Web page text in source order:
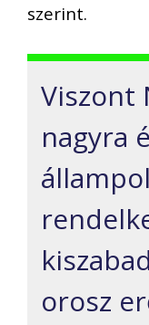
szerint.
Viszont
nagyra
orosz